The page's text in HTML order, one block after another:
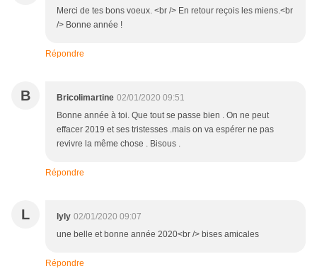
Merci de tes bons voeux. <br /> En retour reçois les miens.<br
/> Bonne année !
Répondre
B Bricolimartine 02/01/2020 09:51
Bonne année à toi. Que tout se passe bien . On ne peut
effacer 2019 et ses tristesses .mais on va espérer ne pas
revivre la même chose . Bisous .
Répondre
L lyly 02/01/2020 09:07
une belle et bonne année 2020<br /> bises amicales
Répondre